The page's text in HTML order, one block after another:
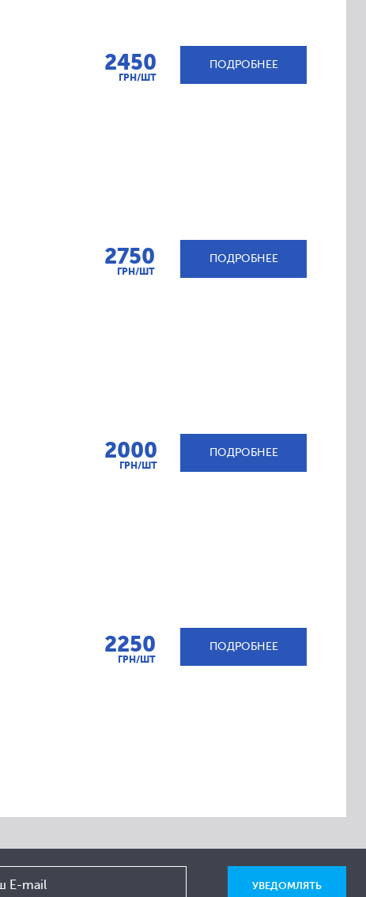
2450
ГРН/ШТ
ПОДРОБНЕЕ
2750
ГРН/ШТ
ПОДРОБНЕЕ
2000
ГРН/ШТ
ПОДРОБНЕЕ
2250
ГРН/ШТ
ПОДРОБНЕЕ